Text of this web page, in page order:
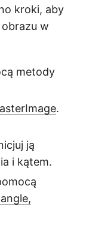
kroki, aby
w
metody
.
ją
i kątem.